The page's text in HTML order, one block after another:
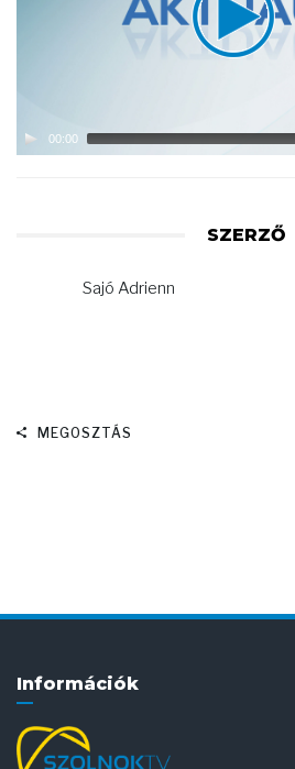
00:00
SZERZŐ
Sajó Adrienn
MEGOSZTÁS
Információk